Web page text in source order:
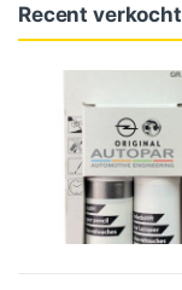
Recent verkocht